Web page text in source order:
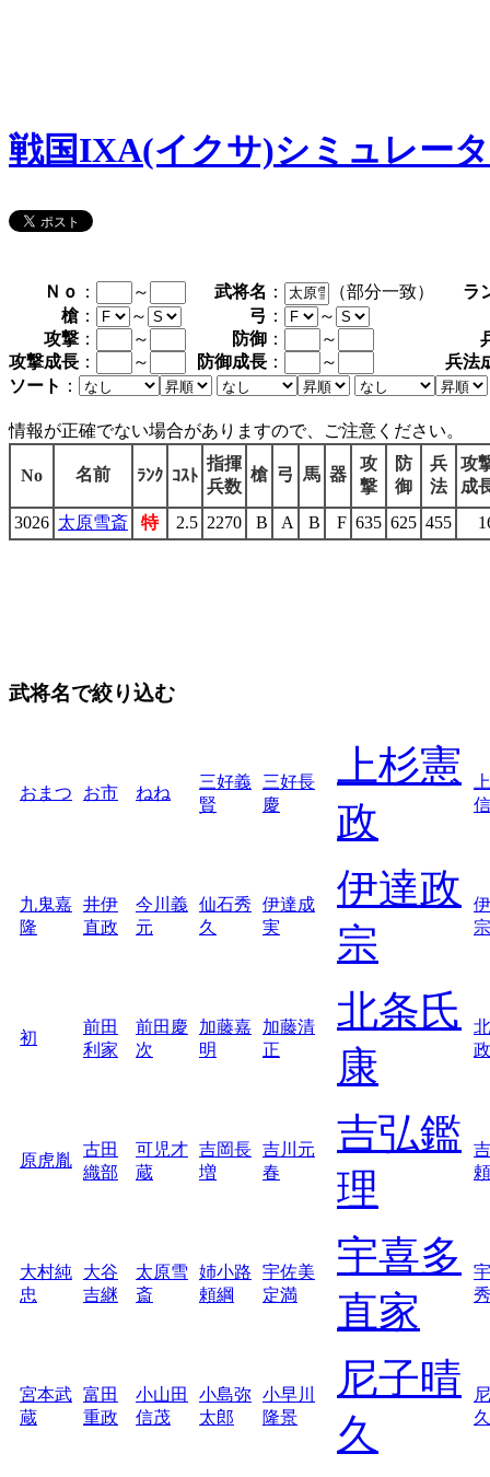
戦国IXA(イクサ)シミュレー
Ｎｏ ： ～ 武将名 ： （部分一致）
ラ
槍 ： ～ 弓 ：
～
攻撃 ： ～ 防御 ： ～
攻撃成長 ： ～ 防御成長 ： ～
兵法
ソート ：
情報が正確でない場合がありますので、ご注意ください。
No 名前 ﾗﾝｸ ｺｽﾄ
指揮
兵数
槍 弓 馬 器
攻
撃
防
御
兵
法
攻
成
3026 太原雪斎 特 2.5 2270 B A B F 635 625 455
武将名で絞り込む
おまつ お市 ねね
三好義
賢
三好長
慶
上杉憲
政
信
九鬼嘉
隆
井伊
直政
今川義
元
仙石秀
久
伊達成
実
伊達政
宗
宗
初
前田
利家
前田慶
次
加藤嘉
明
加藤清
正
北条氏
康
政
原虎胤
古田
織部
可児才
蔵
吉岡長
増
吉川元
春
吉弘鑑
理
頼
大村純
忠
大谷
吉継
太原雪
斎
姉小路
頼綱
宇佐美
定満
宇喜多
直家
宮本武
蔵
富田
重政
小山田
信茂
小島弥
太郎
小早川
隆景
尼子晴
久
久